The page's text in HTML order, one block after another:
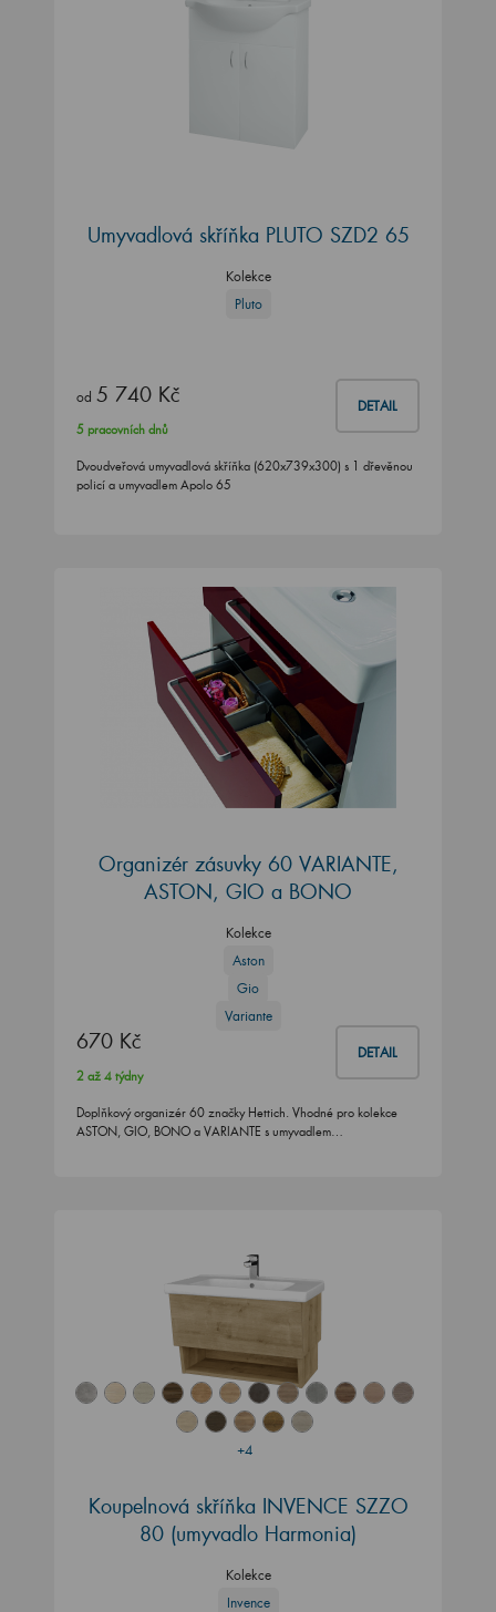
Umyvadlová skříňka PLUTO SZD2 65
Kolekce
Pluto
od 5 740 Kč DETAIL
5 pracovních dnů
Dvoudveřová umyvadlová skříňka (620x739x300) s 1 dřevěnou
policí a umyvadlem Apolo 65
Organizér zásuvky 60 VARIANTE,
ASTON, GIO a BONO
Kolekce
Aston
Gio
Variante
670 Kč DETAIL
2 až 4 týdny
Doplňkový organizér 60 značky Hettich. Vhodné pro kolekce
ASTON, GIO, BONO a VARIANTE s umyvadlem…
+4
Koupelnová skříňka INVENCE SZZO
80 (umyvadlo Harmonia)
Kolekce
Invence